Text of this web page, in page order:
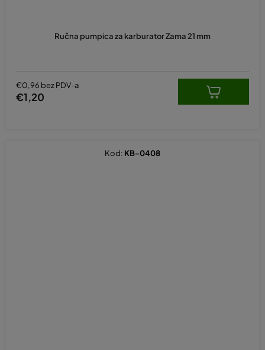
Ručna pumpica za karburator Zama 21 mm
€0,96 bez PDV-a
€1,20
Kod: KB-0408